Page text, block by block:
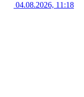
04.08.2026, 11:18